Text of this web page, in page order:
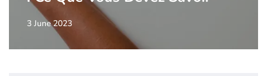
3 June 2023